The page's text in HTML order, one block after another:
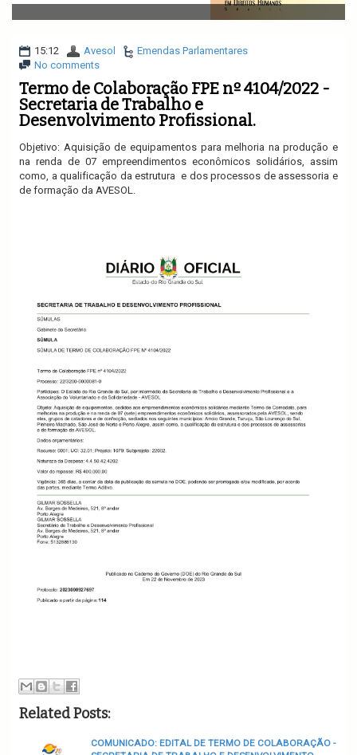
v
i
a
o
n
15:12 Avesol
Emendas Parlamentares
No comments
Termo de Colaboração FPE nº 4104/2022 -
Secretaria de Trabalho e
Desenvolvimento Profissional.
Objetivo: Aquisição de equipamentos para melhoria na produção e
na renda de 07 empreendimentos econômicos solidários, assim
como, a qualificação da estrutura e dos processos de assessoria e
de formação da AVESOL.
Related Posts:
COMUNICADO: EDITAL DE TERMO DE COLABORAÇÃO -